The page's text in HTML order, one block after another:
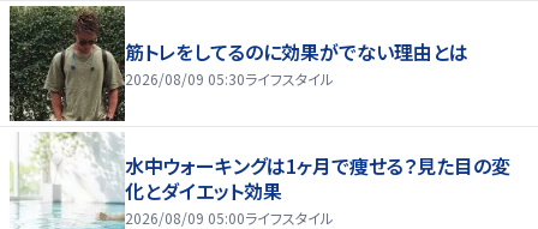
筋トレをしてるのに効果がでない理由とは
2026/08/09 05:30ライフスタイル
水中ウォーキングは1ヶ月で痩せる？見た目の変
化とダイエット効果
2026/08/09 05:00ライフスタイル